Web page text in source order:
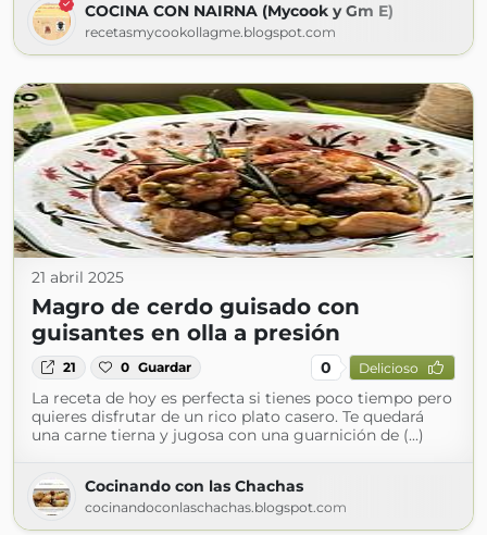
COCINA CON NAIRNA (Mycook y Gm E)
recetasmycookollagme.blogspot.com
21 abril 2025
Magro de cerdo guisado con
guisantes en olla a presión
21 0 Guardar 0 Delicioso
La receta de hoy es perfecta si tienes poco tiempo pero
quieres disfrutar de un rico plato casero. Te quedará
una carne tierna y jugosa con una guarnición de (...)
Cocinando con las Chachas
cocinandoconlaschachas.blogspot.com